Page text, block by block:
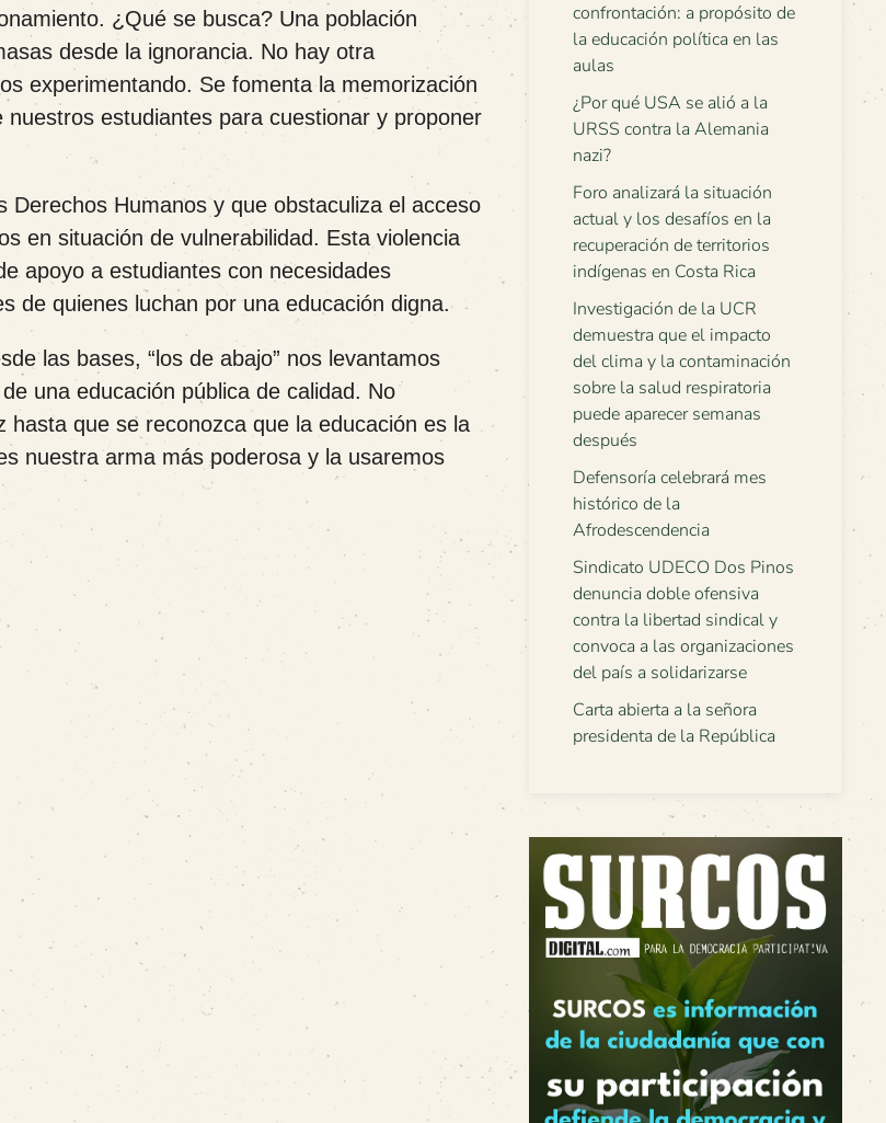
¿Qué se busca? Una población
desde la ignorancia. No hay otra
experimentando. Se fomenta la memorización
estudiantes para cuestionar y proponer
Humanos y que obstaculiza el acceso
en situación de vulnerabilidad. Esta violencia
apoyo a estudiantes con necesidades
de quienes luchan por una educación digna.
las bases, “los de abajo” nos levantamos
una educación pública de calidad. No
que se reconozca que la educación es la
nuestra arma más poderosa y la usaremos
confrontación: a propósito de
la educación política en las
aulas
¿Por qué USA se alió a la
URSS contra la Alemania
nazi?
Foro analizará la situación
actual y los desafíos en la
recuperación de territorios
indígenas en Costa Rica
Investigación de la UCR
demuestra que el impacto
del clima y la contaminación
sobre la salud respiratoria
puede aparecer semanas
después
Defensoría celebrará mes
histórico de la
Afrodescendencia
Sindicato UDECO Dos Pinos
denuncia doble ofensiva
contra la libertad sindical y
convoca a las organizaciones
del país a solidarizarse
Carta abierta a la señora
presidenta de la República